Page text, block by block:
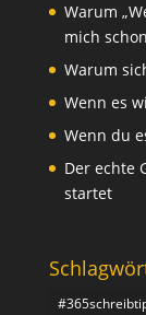
Warum
mich
Warum
Wenn es
Wenn du
Der echte
startet